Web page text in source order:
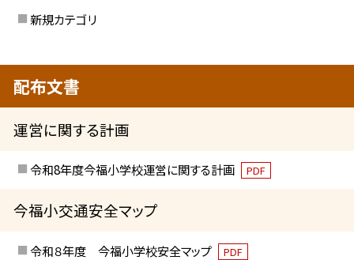
新規カテゴリ
配布文書
運営に関する計画
令和8年度今福小学校運営に関する計画 PDF
今福小交通安全マップ
令和８年度 今福小学校安全マップ PDF